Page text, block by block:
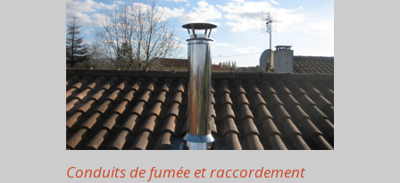
Conduits de fumée et raccordement